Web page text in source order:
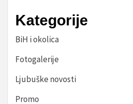
Kategorije
BiH i okolica
Fotogalerije
Ljubuške novosti
Promo